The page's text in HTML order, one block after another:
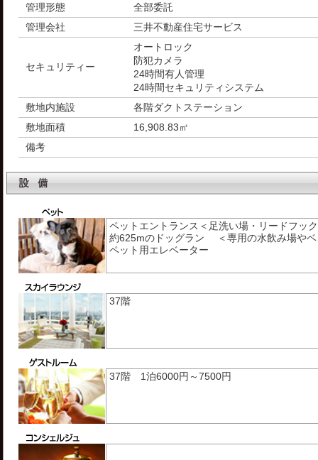
管理形態
全部委託
管理会社
三井不動産住宅サービス
セキュリティー
オートロック
防犯カメラ
24時間有人管理
24時間セキュリティシステム
敷地内施設
各階ダクトステーション
敷地面積
16,908.83㎡
備考
ペットエントランス＜足洗い場・リードフッ
約625mのドッグラン ＜専用の水飲み場やベ
ペット用エレベーター
37階
37階 1泊6000円～7500円